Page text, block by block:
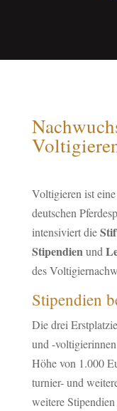
Voltigieren ist
deutschen
intensiviert die
Stipendien und
des
Stipendien
Die drei
und -
Höhe von 1.000
turnier- und
weitere